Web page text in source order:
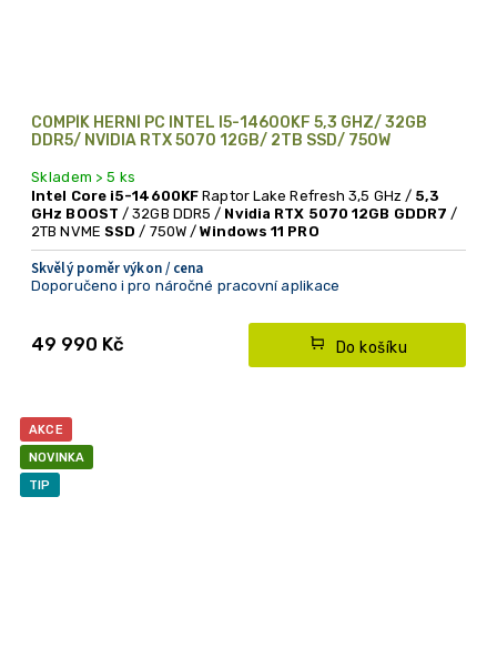
COMPÍK HERNÍ PC INTEL I5-14600KF 5,3 GHZ/ 32GB
DDR5/ NVIDIA RTX 5070 12GB/ 2TB SSD/ 750W
Skladem > 5 ks
49 990 Kč Do košíku
Intel Core i5-14600KF Raptor Lake Refresh 3,5 GHz / 5,3
GHz BOOST / 32GB DDR5 / Nvidia RTX 5070 12GB GDDR7 /
2TB NVME SSD / 750W /Windows 11 PRO
Skvělý poměr výkon / cena
Doporučeno i pro náročné pracovní aplikace
AKCE
NOVINKA
TIP